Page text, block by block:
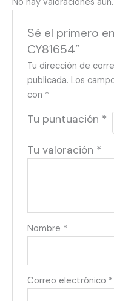
Sé el primero
CY81654”
Tu dirección de
publicada. Los
con *
Tu puntuación *
Tu valoración *
Nombre *
Correo electrónico *